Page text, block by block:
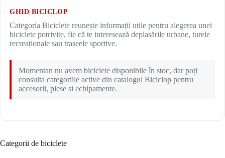
GHID BICICLOP
Categoria Biciclete reunește informații utile pentru alegerea unei
biciclete potrivite, fie că te interesează deplasările urbane, turele
recreaționale sau traseele sportive.
Momentan nu avem biciclete disponibile în stoc, dar poți
consulta categoriile active din catalogul Biciclop pentru
accesorii, piese și echipamente.
Categorii de biciclete